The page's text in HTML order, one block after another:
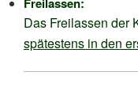
Das Freilassen der
spätestens in den